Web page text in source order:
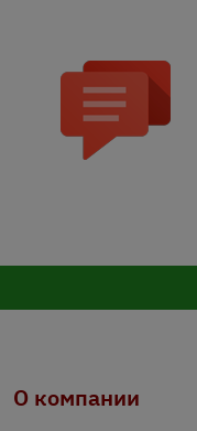
О компании